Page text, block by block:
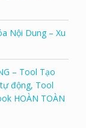
Nội Dung – Xu
– Tool Tạo
động, Tool
HOÀN TOÀN